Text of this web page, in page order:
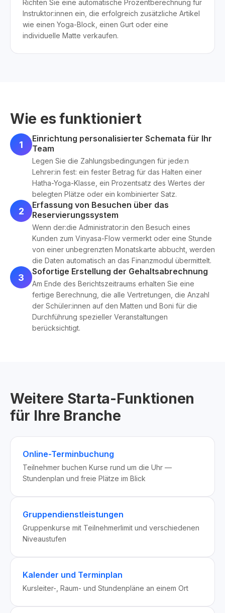
Richten Sie eine automatische Prozentberechnung für
Instruktor:innen ein, die erfolgreich zusätzliche Artikel
wie einen Yoga-Block, einen Gurt oder eine
individuelle Matte verkaufen.
Wie es funktioniert
1
Einrichtung personalisierter Schemata für Ihr
Team
Legen Sie die Zahlungsbedingungen für jede:n
Lehrer:in fest: ein fester Betrag für das Halten einer
Hatha-Yoga-Klasse, ein Prozentsatz des Wertes der
belegten Plätze oder ein kombinierter Satz.
2
Erfassung von Besuchen über das
Reservierungssystem
Wenn der:die Administrator:in den Besuch eines
Kunden zum Vinyasa-Flow vermerkt oder eine Stunde
von einer unbegrenzten Monatskarte abbucht, werden
die Daten automatisch an das Finanzmodul übermittelt.
3
Sofortige Erstellung der Gehaltsabrechnung
Am Ende des Berichtszeitraums erhalten Sie eine
fertige Berechnung, die alle Vertretungen, die Anzahl
der Schüler:innen auf den Matten und Boni für die
Durchführung spezieller Veranstaltungen
berücksichtigt.
Weitere Starta-Funktionen
für Ihre Branche
Online-Terminbuchung
Teilnehmer buchen Kurse rund um die Uhr —
Stundenplan und freie Plätze im Blick
Gruppendienstleistungen
Gruppenkurse mit Teilnehmerlimit und verschiedenen
Niveaustufen
Kalender und Terminplan
Kursleiter-, Raum- und Stundenpläne an einem Ort